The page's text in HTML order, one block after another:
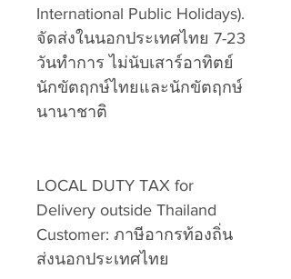
International Public Holidays).
จัดส่งในนอกประเทศไทย 7-23
วันทำการ ไม่นับเสาร์อาทิตย์
นักขัตฤกษ์ไทยและนักขัตฤกษ์
นานาชาติ
LOCAL DUTY TAX for
Delivery outside Thailand
Customer: ภาษีอากรท้องถิ่น
ส่งนอกประเทศไทย